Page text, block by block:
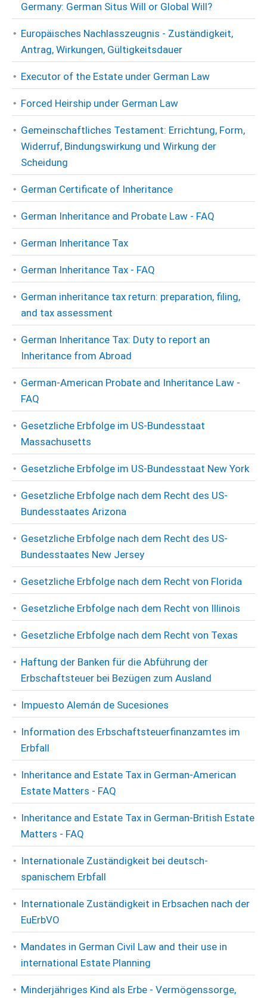
Germany: German Situs Will or Global Will?
Europäisches Nachlasszeugnis - Zuständigkeit,
Antrag, Wirkungen, Gültigkeitsdauer
Executor of the Estate under German Law
Forced Heirship under German Law
Gemeinschaftliches Testament: Errichtung, Form,
Widerruf, Bindungswirkung und Wirkung der
Scheidung
German Certificate of Inheritance
German Inheritance and Probate Law - FAQ
German Inheritance Tax
German Inheritance Tax - FAQ
German inheritance tax return: preparation, filing,
and tax assessment
German Inheritance Tax: Duty to report an
Inheritance from Abroad
German-American Probate and Inheritance Law -
FAQ
Gesetzliche Erbfolge im US-Bundesstaat
Massachusetts
Gesetzliche Erbfolge im US-Bundesstaat New York
Gesetzliche Erbfolge nach dem Recht des US-
Bundesstaates Arizona
Gesetzliche Erbfolge nach dem Recht des US-
Bundesstaates New Jersey
Gesetzliche Erbfolge nach dem Recht von Florida
Gesetzliche Erbfolge nach dem Recht von Illinois
Gesetzliche Erbfolge nach dem Recht von Texas
Haftung der Banken für die Abführung der
Erbschaftsteuer bei Bezügen zum Ausland
Impuesto Alemán de Sucesiones
Information des Erbschaftsteuerfinanzamtes im
Erbfall
Inheritance and Estate Tax in German-American
Estate Matters - FAQ
Inheritance and Estate Tax in German-British Estate
Matters - FAQ
Internationale Zuständigkeit bei deutsch-
spanischem Erbfall
Internationale Zuständigkeit in Erbsachen nach der
EuErbVO
Mandates in German Civil Law and their use in
international Estate Planning
Minderjähriges Kind als Erbe - Vermögenssorge,